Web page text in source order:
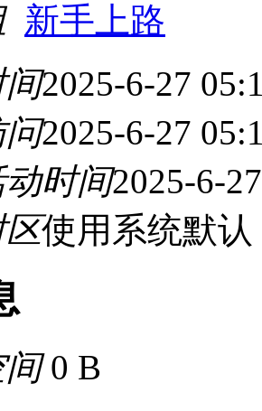
新手上路
2025-6-27
2025-6-27
动时间2025-6-
使用系统默认
0 B